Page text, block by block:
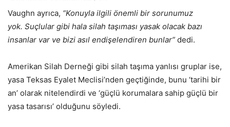
Vaughn ayrıca, “Konuyla ilgili önemli bir sorunumuz
yok. Suçlular gibi hala silah taşıması yasak olacak bazı
insanlar var ve bizi asıl endişelendiren bunlar” dedi.
Amerikan Silah Derneği gibi silah taşıma yanlısı gruplar ise,
yasa Teksas Eyalet Meclisi’nden geçtiğinde, bunu ‘tarihi bir
an’ olarak nitelendirdi ve ‘güçlü korumalara sahip güçlü bir
yasa tasarısı’ olduğunu söyledi.